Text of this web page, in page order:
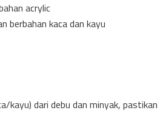
acrylic
berbahan kaca dan kayu
kayu) dari debu dan minyak, pastikan